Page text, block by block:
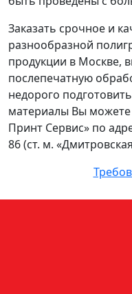
Заказать срочное и
разнообразной
продукции в Москве,
послепечатную
недорого
материалы Вы
Принт Сервис» по
86 (ст. м.